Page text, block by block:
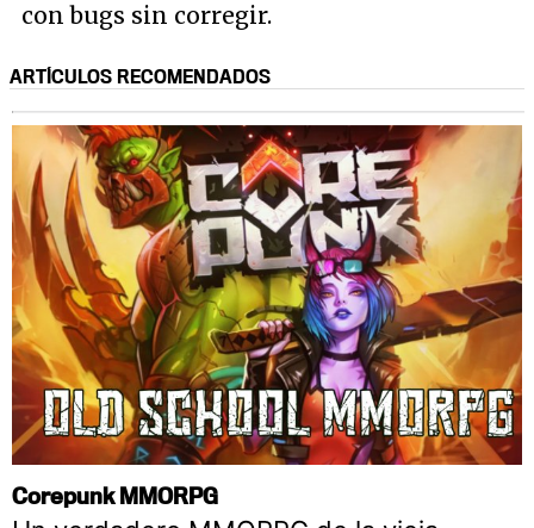
con bugs sin corregir.
ARTÍCULOS RECOMENDADOS
Corepunk MMORPG